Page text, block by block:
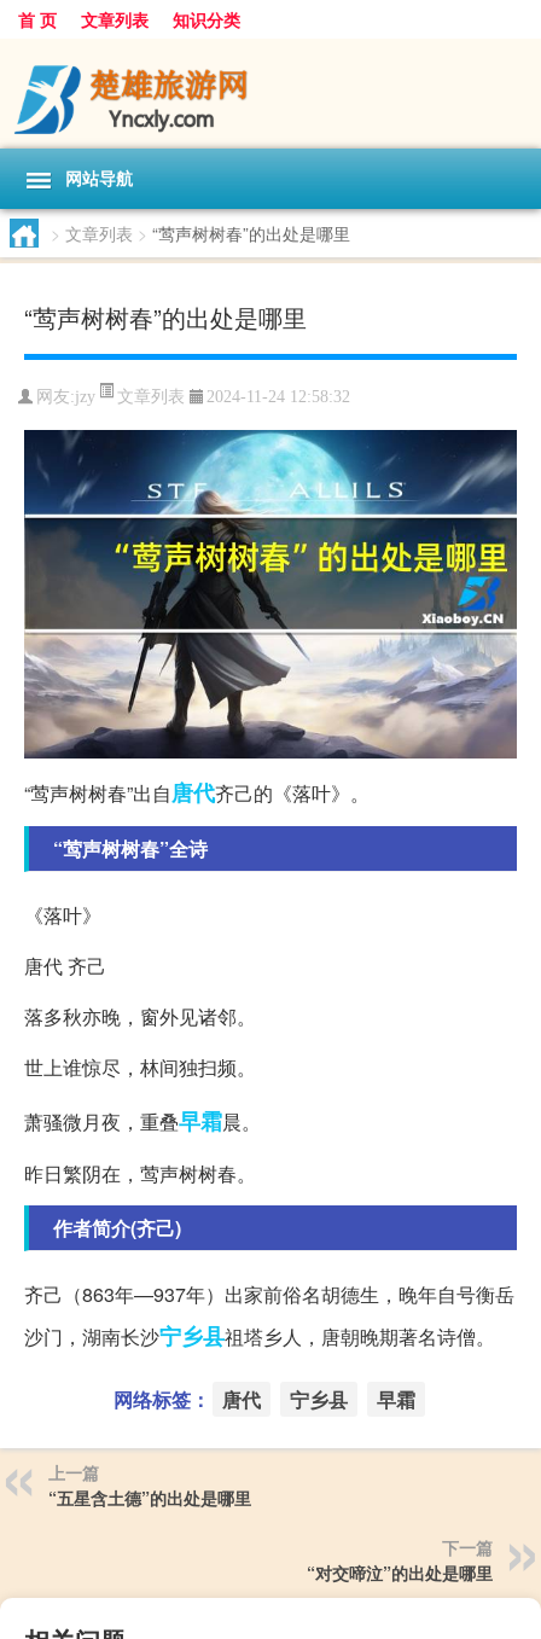
首 页 文章列表 知识分类
网站导航
> 文章列表 > “莺声树树春”的出处是哪里
“莺声树树春”的出处是哪里
网友:jzy 文章列表 2024-11-24 12:58:32
“莺声树树春”出自唐代齐己的《落叶》。
“莺声树树春”全诗
《落叶》
唐代 齐己
落多秋亦晚，窗外见诸邻。
世上谁惊尽，林间独扫频。
萧骚微月夜，重叠早霜晨。
昨日繁阴在，莺声树树春。
作者简介(齐己)
齐己（863年—937年）出家前俗名胡德生，晚年自号衡岳
沙门，湖南长沙宁乡县祖塔乡人，唐朝晚期著名诗僧。
网络标签： 唐代 宁乡县 早霜
上一篇
“五星含土德”的出处是哪里
下一篇
“对交啼泣”的出处是哪里